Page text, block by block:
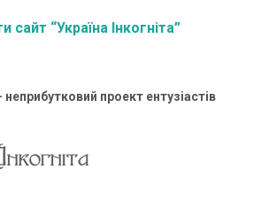
сайт “Україна Інкогніта”
неприбутковий проект ентузіастів